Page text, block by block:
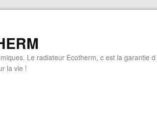
Le radiateur Ecotherm, c est la garantie d
la vie !